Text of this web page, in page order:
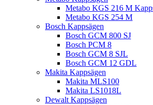
Metabo KGS 216 M
Metabo KGS 254 M
Bosch Kappsägen
Bosch GCM 800 SJ
Bosch PCM 8
Bosch GCM 8 SJL
Bosch GCM 12 GDL
Makita Kappsägen
Makita MLS100
Makita LS1018L
Dewalt Kappsägen